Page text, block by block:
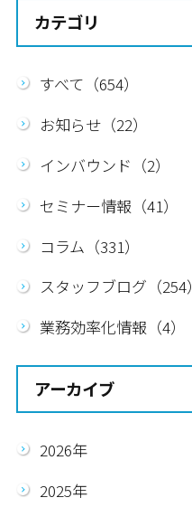
カテゴリ
すべて（654）
お知らせ（22）
インバウンド（2）
セミナー情報（41）
コラム（331）
スタッフブログ（254）
業務効率化情報（4）
アーカイブ
2026年
2025年